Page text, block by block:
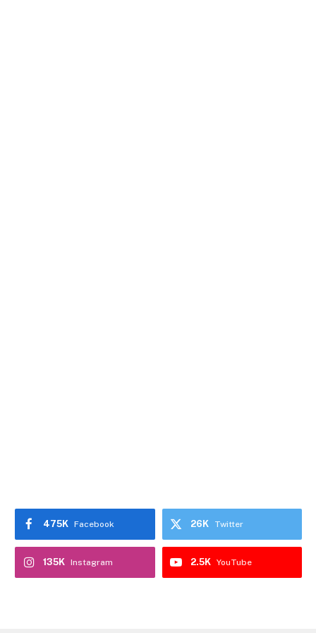
Facebook
475K Twitter
26K
Instagram
135K YouTube
2.5K